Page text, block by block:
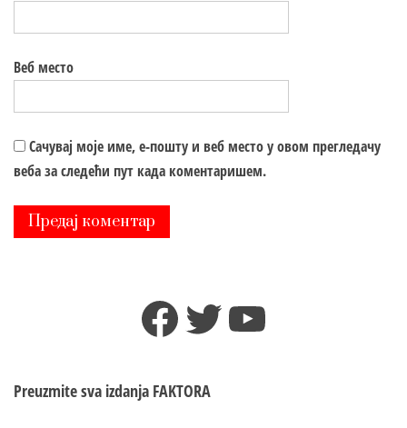
Веб место
Сачувај моје име, е-пошту и веб место у овом прегледачу
веба за следећи пут када коментаришем.
Facebook
TwitterYouTube
Preuzmite sva izdanja FAKTORA